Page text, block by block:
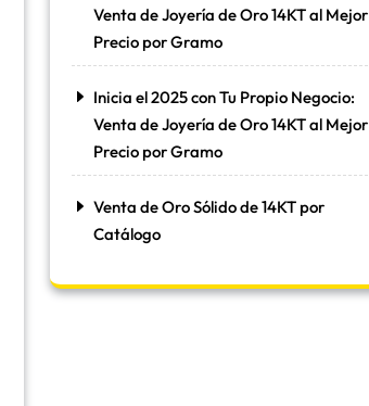
Venta de Joyería de Oro 14KT al Mejor
Precio por Gramo
Inicia el 2025 con Tu Propio Negocio:
Venta de Joyería de Oro 14KT al Mejor
Precio por Gramo
Venta de Oro Sólido de 14KT por
Catálogo